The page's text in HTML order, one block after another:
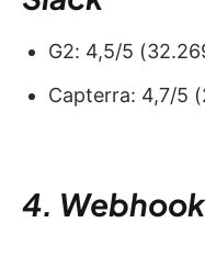
G2: 4,5/5
Capterra: 4,7/5
4.